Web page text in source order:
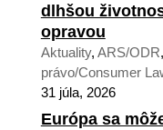
dlhšou
opravou
Aktuality, ARS/ODR,
právo/Consumer
31 júla, 2026
Európa sa